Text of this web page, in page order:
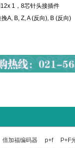
1，8芯针头接插件
挽A, B, Z, A (反向), B (反向)
倍加福编码器 p+f
P+F